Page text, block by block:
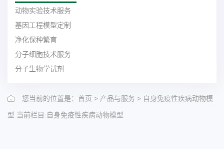
动物实验技术服务
基因工程模型定制
净化保种繁育
分子细胞技术服务
分子生物学试剂
您当前的位置是：首页 > 产品与服务 > 自身免疫性疾病动物模
型 当前栏目:自身免疫性疾病动物模型